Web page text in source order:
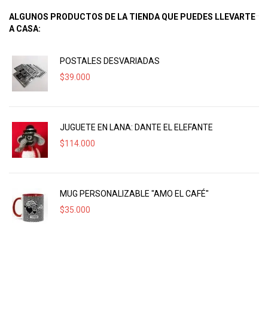
ALGUNOS PRODUCTOS DE LA TIENDA QUE PUEDES LLEVARTE
A CASA:
POSTALES DESVARIADAS
$39.000
JUGUETE EN LANA: DANTE EL ELEFANTE
$114.000
MUG PERSONALIZABLE "AMO EL CAFÉ"
$35.000